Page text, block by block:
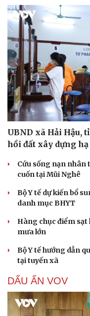
UBND xã Hải Hậu,
hồi đất xây dựng
Cứu sống nạn nhân
cuốn tại Mũi Nghê
Bộ Y tế dự kiến bổ
danh mục BHYT
Hàng chục điểm sạt
mưa lớn
Bộ Y tế hướng dẫn
tại tuyến xã
DẤU ẤN VOV